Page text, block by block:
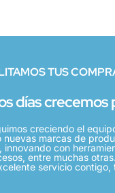
TUS
días crecemos
creciendo el
nuevas marcas de
innovando con
entre muchas
servicio contigo,